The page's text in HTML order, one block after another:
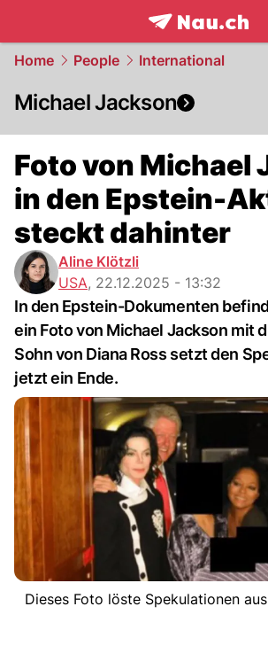
frontpage.
Home People International
Michael Jackson
Foto von Michael
in den Epstein-
steckt dahinter
Aline Klötzli
USA, 22.12.2025 - 13:32
In den Epstein-Dokumenten
ein Foto von Michael Jackson mit
Sohn von Diana Ross setzt den
jetzt ein Ende.
Dieses Foto löste Spekulationen